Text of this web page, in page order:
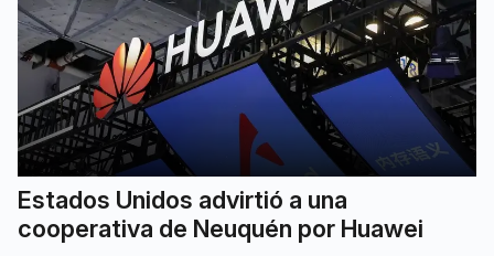
Estados Unidos advirtió a una
cooperativa de Neuquén por Huawei